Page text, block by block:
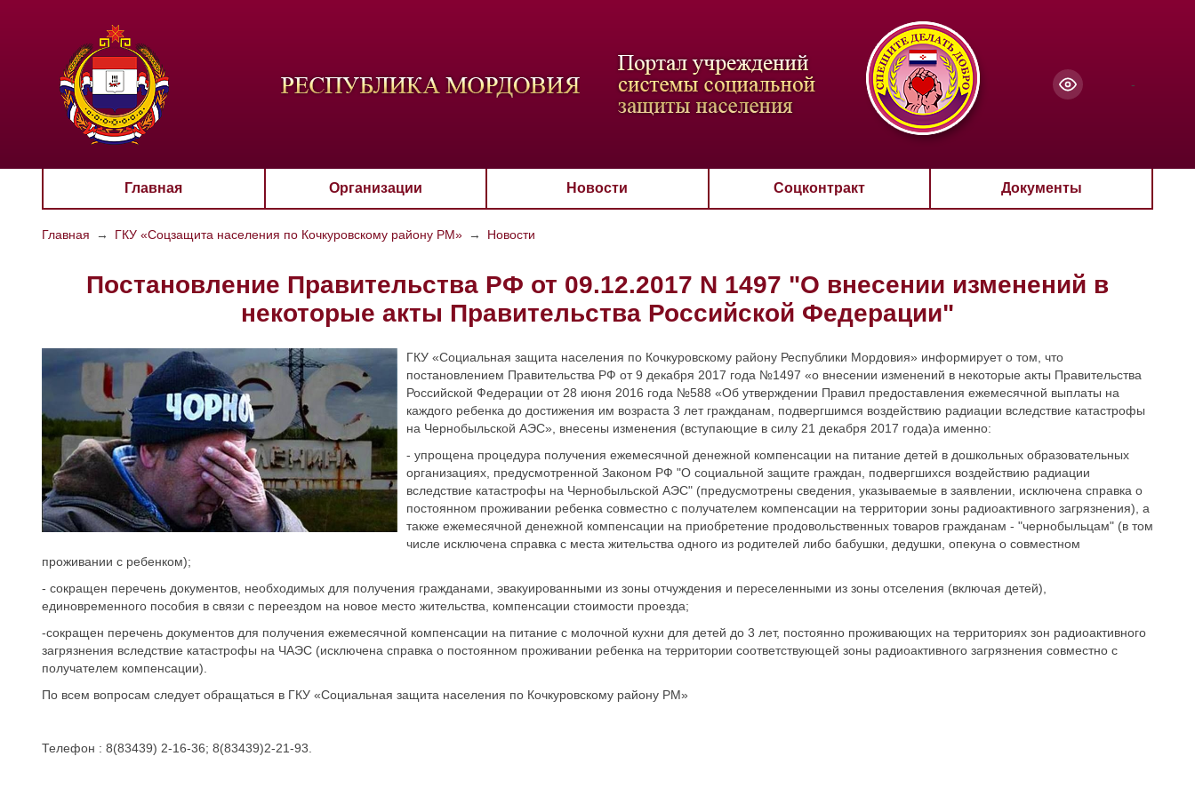
Скрыть Ч/б
-
Главная Организации Новости Соцконтракт Документы
Главная → ГКУ «Соцзащита населения по Кочкуровскому району РМ» → Новости
Постановление Правительства РФ от 09.12.2017 N 1497 "О внесении изменений в
некоторые акты Правительства Российской Федерации"
ГКУ «Социальная защита населения по Кочкуровскому району Республики Мордовия» информирует о том, что
постановлением Правительства РФ от 9 декабря 2017 года №1497 «о внесении изменений в некоторые акты Правительства
Российской Федерации от 28 июня 2016 года №588 «Об утверждении Правил предоставления ежемесячной выплаты на
каждого ребенка до достижения им возраста 3 лет гражданам, подвергшимся воздействию радиации вследствие катастрофы
на Чернобыльской АЭС», внесены изменения (вступающие в силу 21 декабря 2017 года)а именно:
- упрощена процедура получения ежемесячной денежной компенсации на питание детей в дошкольных образовательных
организациях, предусмотренной Законом РФ "О социальной защите граждан, подвергшихся воздействию радиации
вследствие катастрофы на Чернобыльской АЭС" (предусмотрены сведения, указываемые в заявлении, исключена справка о
постоянном проживании ребенка совместно с получателем компенсации на территории зоны радиоактивного загрязнения), а
также ежемесячной денежной компенсации на приобретение продовольственных товаров гражданам - "чернобыльцам" (в том
числе исключена справка с места жительства одного из родителей либо бабушки, дедушки, опекуна о совместном
проживании с ребенком);
- сокращен перечень документов, необходимых для получения гражданами, эвакуированными из зоны отчуждения и переселенными из зоны отселения (включая детей),
единовременного пособия в связи с переездом на новое место жительства, компенсации стоимости проезда;
-сокращен перечень документов для получения ежемесячной компенсации на питание с молочной кухни для детей до 3 лет, постоянно проживающих на территориях зон радиоактивного
загрязнения вследствие катастрофы на ЧАЭС (исключена справка о постоянном проживании ребенка на территории соответствующей зоны радиоактивного загрязнения совместно с
получателем компенсации).
По всем вопросам следует обращаться в ГКУ «Социальная защита населения по Кочкуровскому району РМ»
Телефон : 8(83439) 2-16-36; 8(83439)2-21-93.